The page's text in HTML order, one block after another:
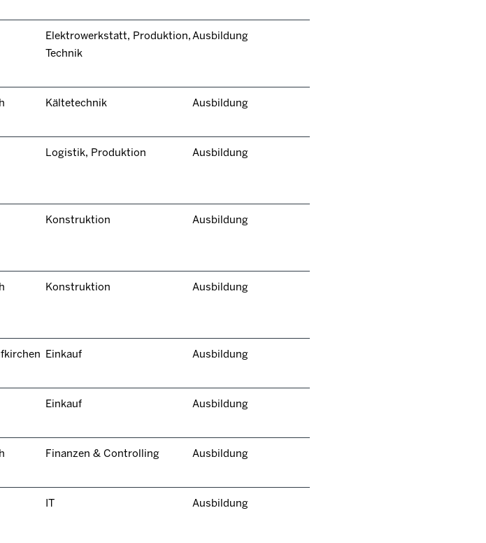
Elektrowerkstatt, Produktion,
Technik
Ausbildung
Kältetechnik Ausbildung
Logistik, Produktion Ausbildung
Konstruktion Ausbildung
Konstruktion Ausbildung
Einkauf Ausbildung
Einkauf Ausbildung
Finanzen & Controlling Ausbildung
IT Ausbildung